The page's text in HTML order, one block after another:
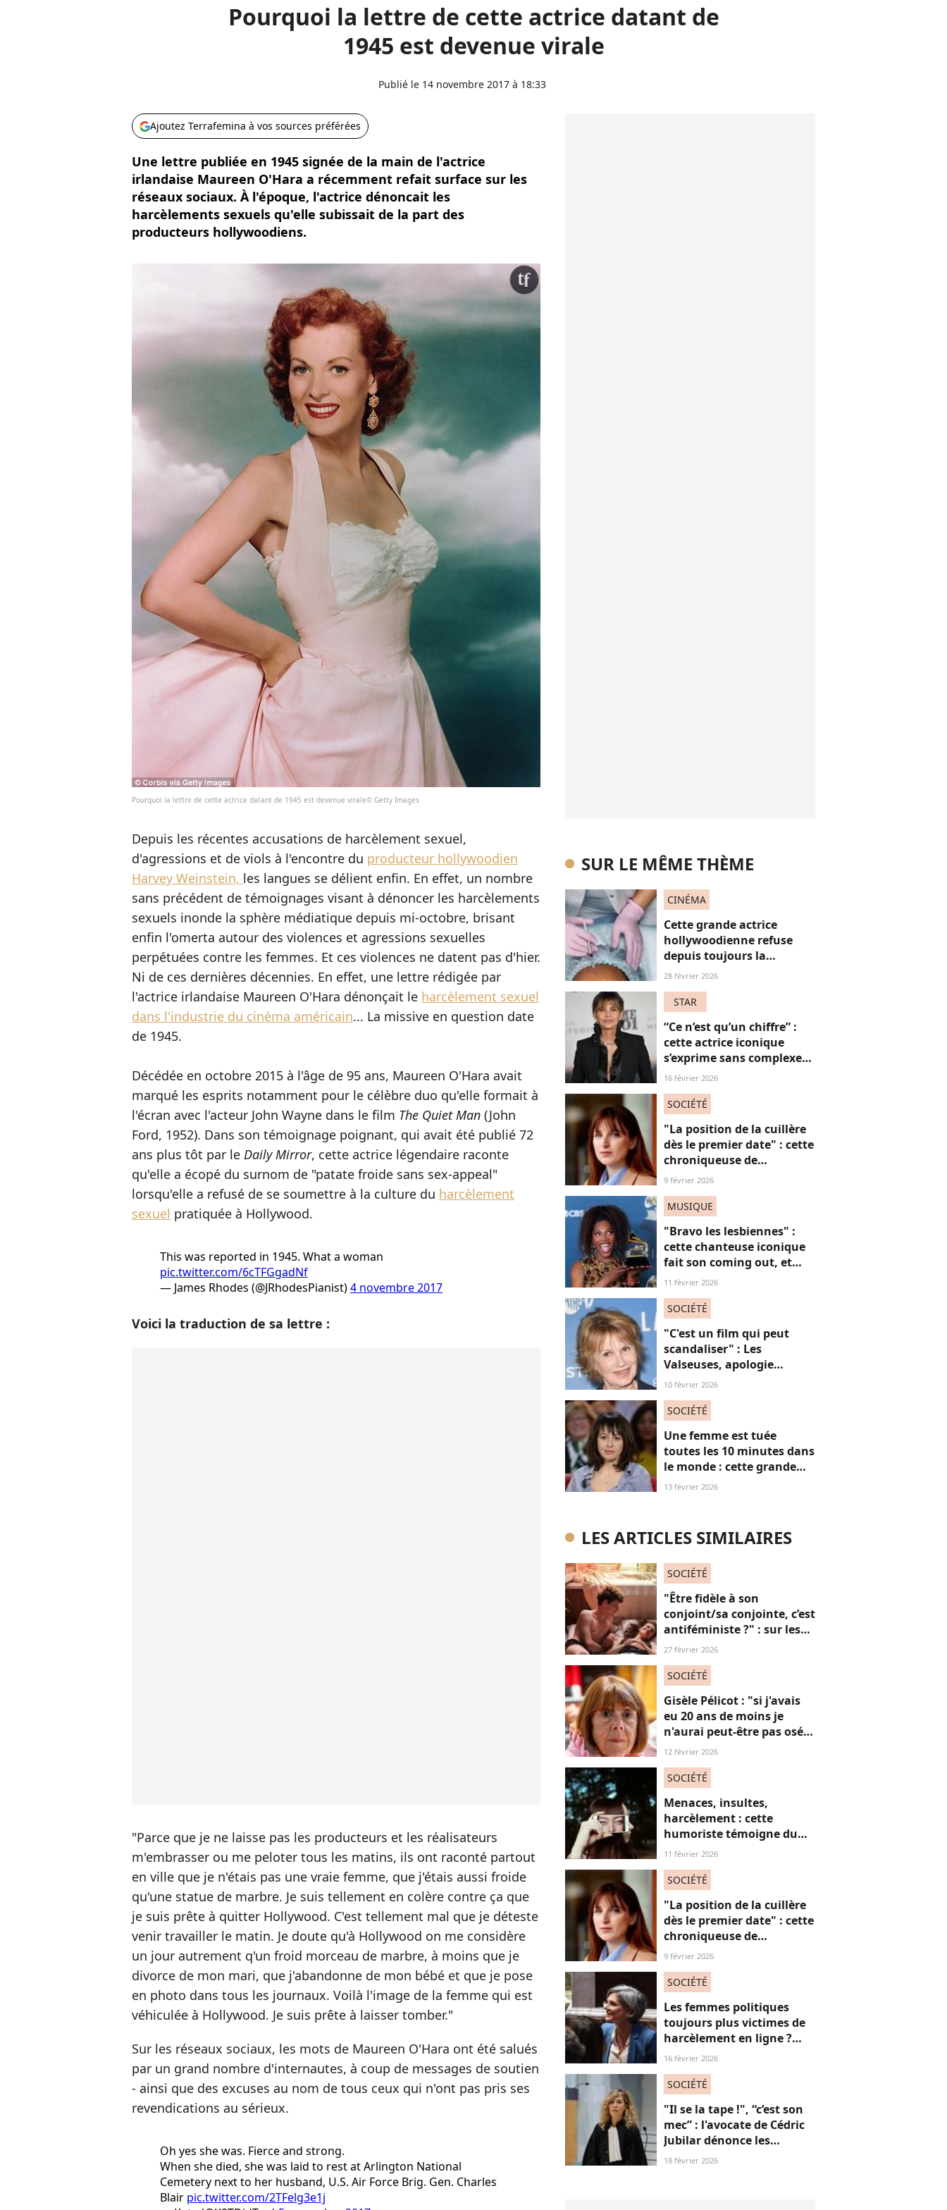
Pourquoi la lettre de cette actrice datant de
1945 est devenue virale
Publié le 14 novembre 2017 à 18:33
Ajoutez Terrafemina à vos sources préférées
Une lettre publiée en 1945 signée de la main de l'actrice
irlandaise Maureen O'Hara a récemment refait surface sur les
réseaux sociaux. À l'époque, l'actrice dénoncait les
harcèlements sexuels qu'elle subissait de la part des
producteurs hollywoodiens.
Pourquoi la lettre de cette actrice datant de 1945 est devenue virale© Getty Images
Depuis les récentes accusations de harcèlement sexuel,
d'agressions et de viols à l'encontre du producteur hollywoodien
Harvey Weinstein, les langues se délient enfin. En effet, un nombre
sans précédent de témoignages visant à dénoncer les harcèlements
sexuels inonde la sphère médiatique depuis mi-octobre, brisant
enfin l'omerta autour des violences et agressions sexuelles
perpétuées contre les femmes. Et ces violences ne datent pas d'hier.
Ni de ces dernières décennies. En effet, une lettre rédigée par
l'actrice irlandaise Maureen O'Hara dénonçait le harcèlement sexuel
dans l'industrie du cinéma américain... La missive en question date
de 1945.
Décédée en octobre 2015 à l'âge de 95 ans, Maureen O'Hara avait
marqué les esprits notamment pour le célèbre duo qu'elle formait à
l'écran avec l'acteur John Wayne dans le film The Quiet Man (John
Ford, 1952). Dans son témoignage poignant, qui avait été publié 72
ans plus tôt par le Daily Mirror, cette actrice légendaire raconte
qu'elle a écopé du surnom de "patate froide sans sex-appeal"
lorsqu'elle a refusé de se soumettre à la culture du harcèlement
sexuel pratiquée à Hollywood.
This was reported in 1945. What a woman
pic.twitter.com/6cTFGgadNf
— James Rhodes (@JRhodesPianist)4 novembre 2017
Voici la traduction de sa lettre :
"Parce que je ne laisse pas les producteurs et les réalisateurs
m'embrasser ou me peloter tous les matins, ils ont raconté partout
en ville que je n'étais pas une vraie femme, que j'étais aussi froide
qu'une statue de marbre. Je suis tellement en colère contre ça que
je suis prête à quitter Hollywood. C'est tellement mal que je déteste
venir travailler le matin. Je doute qu'à Hollywood on me considère
un jour autrement q'un froid morceau de marbre, à moins que je
divorce de mon mari, que j'abandonne de mon bébé et que je pose
en photo dans tous les journaux. Voilà l'image de la femme qui est
véhiculée à Hollywood. Je suis prête à laisser tomber."
Sur les réseaux sociaux, les mots de Maureen O'Hara ont été salués
par un grand nombre d'internautes, à coup de messages de soutien
- ainsi que des excuses au nom de tous ceux qui n'ont pas pris ses
revendications au sérieux.
Oh yes she was. Fierce and strong.
When she died, she was laid to rest at Arlington National
Cemetery next to her husband, U.S. Air Force Brig. Gen. Charles
Blair pic.twitter.com/2TFelg3e1j
SUR LE MÊME THÈME
CINÉMA
Cette grande actrice
hollywoodienne refuse
depuis toujours la
chirurgie, mais pourquoi ?
28 février 2026
STAR
“Ce n’est qu’un chiffre” :
cette actrice iconique
s’exprime sans complexe
sur le fait d’avoir bientôt
16 février 2026
SOCIÉTÉ
"La position de la cuillère
dès le premier date" : cette
chroniqueuse de
Quotidien s'amuse de
absolument jubilatoire
9 février 2026
MUSIQUE
"Bravo les lesbiennes" :
cette chanteuse iconique
fait son coming out, et
non, on ne "s'en fout" pas
11 février 2026
SOCIÉTÉ
"C'est un film qui peut
scandaliser" : Les
Valseuses, apologie
"mascu" ? Cette actrice
10 février 2026
SOCIÉTÉ
Une femme est tuée
toutes les 10 minutes dans
le monde : cette grande
actrice et amie de Marie
13 février 2026
LES ARTICLES SIMILAIRES
SOCIÉTÉ
"Être fidèle à son
conjoint/sa conjointe, c’est
antiféministe ?" : sur les
réseaux sociaux, cette
27 février 2026
SOCIÉTÉ
Gisèle Pélicot : "si j'avais
eu 20 ans de moins je
n'aurai peut-être pas osé
refuser le huis-clos"
12 février 2026
SOCIÉTÉ
Menaces, insultes,
harcèlement : cette
humoriste témoigne du
sort des femmes sur les
11 février 2026
SOCIÉTÉ
"La position de la cuillère
dès le premier date" : cette
chroniqueuse de
Quotidien s'amuse de
absolument jubilatoire
9 février 2026
SOCIÉTÉ
Les femmes politiques
toujours plus victimes de
harcèlement en ligne ?
Une étude interroge ce
16 février 2026
SOCIÉTÉ
"Il se la tape !", “c’est son
mec” : l'avocate de Cédric
Jubilar dénonce les
réflexions misogynes
18 février 2026